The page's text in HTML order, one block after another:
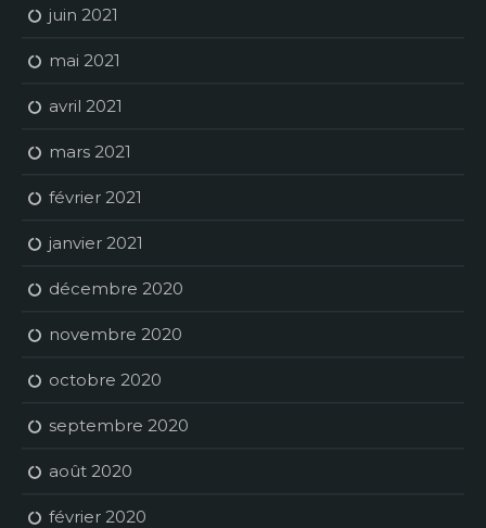
juin 2021
mai 2021
avril 2021
mars 2021
février 2021
janvier 2021
décembre 2020
novembre 2020
octobre 2020
septembre 2020
août 2020
février 2020